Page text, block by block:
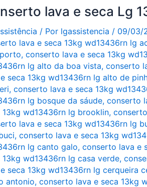
lava e seca Lg
/ Por lgassistencia / 09/03/
lava e seca 13kg wd13436rn lg
, conserto lava e seca 13kg
lg alto da boa vista, conserto
seca 13kg wd13436rn lg alto de
, conserto lava e seca 13kg
lg bosque da sáude, conserto
13kg wd13436rn lg brooklin,
lava e seca 13kg wd13436rn lg
, conserto lava e seca 13kg
lg canto galo, conserto lava e
13kg wd13436rn lg casa verde,
seca 13kg wd13436rn lg cerqueira
antonio, conserto lava e seca 13kg